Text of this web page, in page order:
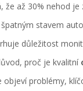
že až 30% nehod
stavem
důležitost
proč je kvalitní
objeví problémy,